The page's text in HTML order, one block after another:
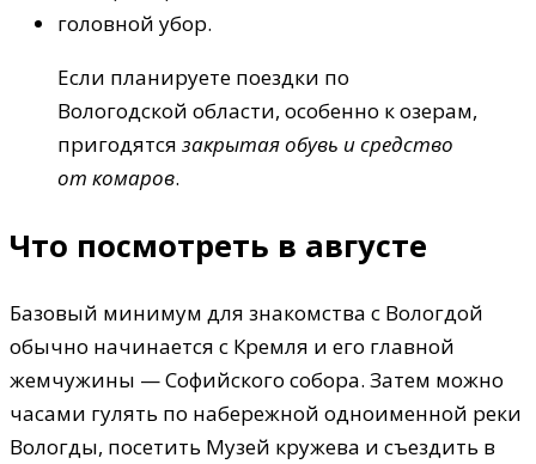
головной убор.
Если планируете поездки по
Вологодской области, особенно к озерам,
пригодятся закрытая обувь и средство
от комаров.
Что посмотреть в августе
Базовый минимум для знакомства с Вологдой
обычно начинается с Кремля и его главной
жемчужины — Софийского собора. Затем можно
часами гулять по набережной одноименной реки
Вологды, посетить Музей кружева и съездить в